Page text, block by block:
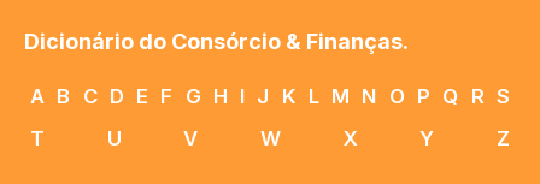
Dicionário do Consórcio & Finanças.
A B C D E F G H I J K L M N O P Q R S
T
U V W X Y Z